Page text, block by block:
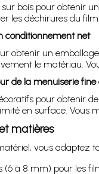
bois pour obtenir
les déchirures du
conditionnement net
obtenir un
le matériau.
de la menuiserie fine
pour obtenir
en surface. Vous
matières
vous adaptez
(6 à 8 mm) pour les